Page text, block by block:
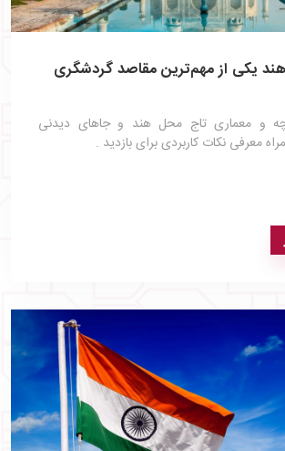
یکی از مهم‌ترین مقاصد گردشگری
و معماری تاج محل هند و جاهای دیدنی
معرفی نکات کاربردی برای بازدید .